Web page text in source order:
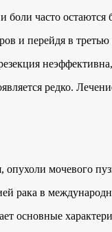
боли часто остаются
и перейдя в
редко.
опухоли мочевого
рака в
основные